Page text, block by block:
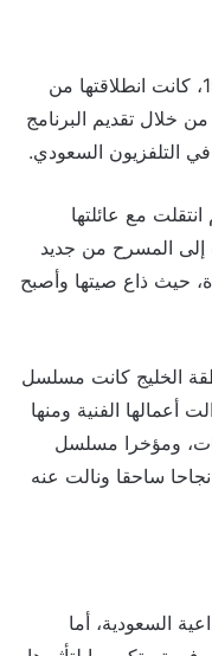
إلهام علي من مواليد 31 اغسطس 1985، كانت انطلاقتها من
خلال تقديم البرنامج
التلفزيون السعودي.
مع عائلتها
المسرح من جديد
حيث ذاع صيتها وأصبح
الخليج كانت مسلسل
أعمالها الفنية ومنها
ومؤخرا مسلسل
ساحقا ونالت عنه
السعودية، أما